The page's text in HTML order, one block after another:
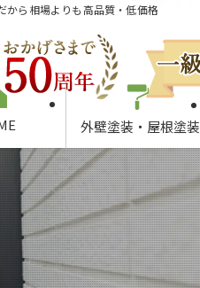
から相場よりも高品質・低価格
外壁塗装・屋根塗装